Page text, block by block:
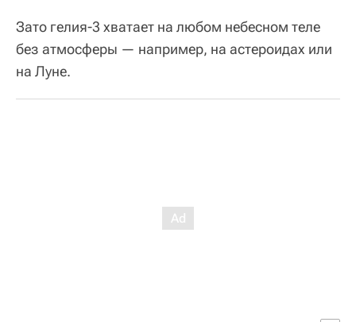
Зато гелия-3 хватает на любом небесном теле
без атмосферы — например, на астероидах или
на Луне.